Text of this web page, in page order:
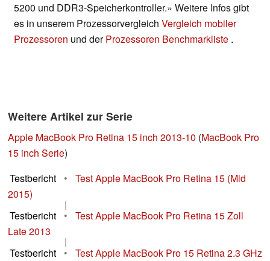
5200 und DDR3-Speicherkontroller.» Weitere Infos gibt
es in unserem Prozessorvergleich Vergleich mobiler
Prozessoren und derProzessoren Benchmarkliste .
Weitere Artikel zur Serie
Apple MacBook Pro Retina 15 inch 2013-10 (MacBook Pro
15 inch Serie)
Testbericht
•
Test Apple MacBook Pro Retina 15 (Mid
2015)
|
Testbericht
•
Test Apple MacBook Pro Retina 15 Zoll
Late 2013
|
Testbericht
•
Test Apple MacBook Pro 15 Retina 2.3 GHz